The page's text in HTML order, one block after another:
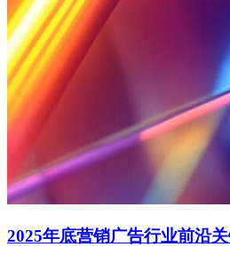
2025年底营销广告行业前沿